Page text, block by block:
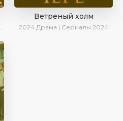
Ветреный холм
2024 Драма | Сериалы 2024